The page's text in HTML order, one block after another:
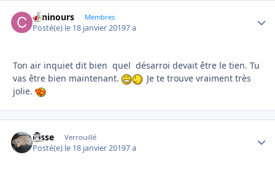
caninours Membres
Posté(e) le 18 janvier 20197 a
Ton air inquiet dit bien quel désarroi devait être le tien. Tu
vas être bien maintenant.
Je te trouve vraiment très
jolie.
josse Verrouillé
Posté(e) le 18 janvier 20197 a